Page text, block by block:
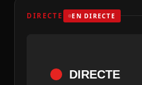
DIRECTE EN DIRECTE
DIRECTE